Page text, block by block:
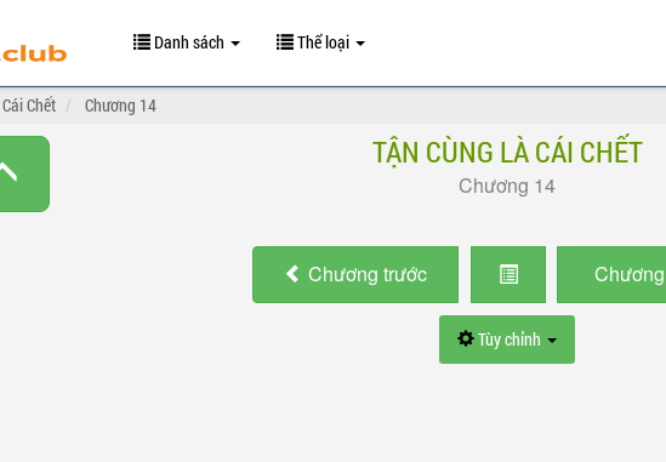
Danh sách Thể loại
Chết Chương 14
TẬN CÙNG LÀ CÁI CHẾT
Chương 14
Chương trước Chương
Tùy chỉnh